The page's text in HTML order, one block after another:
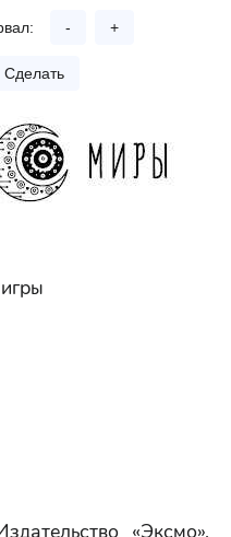
- +
Сделать
«Эксмо»,